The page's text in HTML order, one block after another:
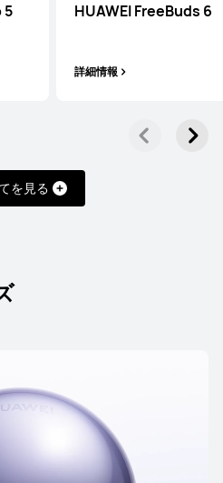
5 HUAWEI FreeBuds 6
詳細情報
を見る